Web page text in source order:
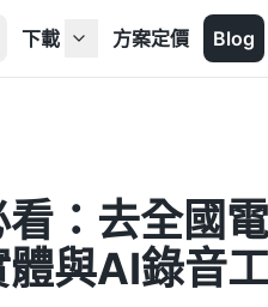
下載 方案定價 Blog
：去全國
與AI錄音